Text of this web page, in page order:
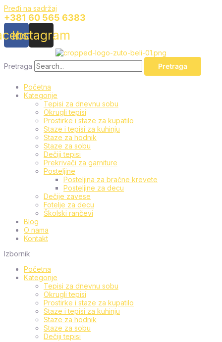
Pređi na sadržaj
+381 60 565 6383
Instagram
Pretraga Pretraga
Početna
Kategorije
Tepisi za dnevnu sobu
Okrugli tepisi
Prostirke i staze za kupatilo
Staze i tepisi za kuhinju
Staze za hodnik
Staze za sobu
Dečiji tepisi
Prekrivači za garniture
Posteljine
Posteljina za bračne krevete
Posteljine za decu
Dečije zavese
Fotelje za decu
Školski rančevi
Blog
O nama
Kontakt
Izbornik
Početna
Kategorije
Tepisi za dnevnu sobu
Okrugli tepisi
Prostirke i staze za kupatilo
Staze i tepisi za kuhinju
Staze za hodnik
Staze za sobu
Dečiji tepisi